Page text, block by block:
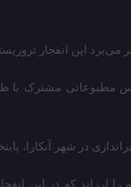
می‌برد این انفجار
مطبوعاتی مشترک با
شهر آنکارا، پایتخت ترکیه، ۴